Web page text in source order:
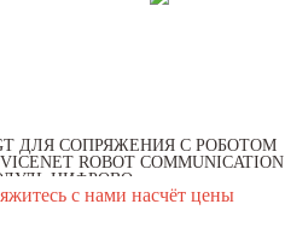
ДЛЯ СОПРЯЖЕНИЯ С РОБОТОМ
ROBOT COMMUNICATION
ЦИФРОВО...
с нами насчёт цены